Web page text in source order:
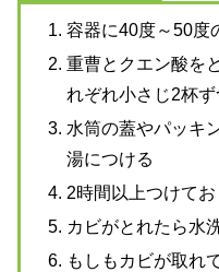
容器に40度～50度
重曹とクエン酸を
れぞれ小さじ2杯ず
水筒の蓋やパッキ
湯につける
2時間以上つけてお
カビがとれたら水
もしもカビが取れ